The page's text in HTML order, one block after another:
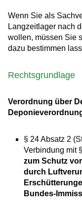
Wenn Sie als
Langzeitlager nach
wollen, müssen Sie
dazu bestimmen
Rechtsgrundlage
Verordnung über
§ 24 Absatz 2
Verbindung mit
zum Schutz
durch
Bundes-